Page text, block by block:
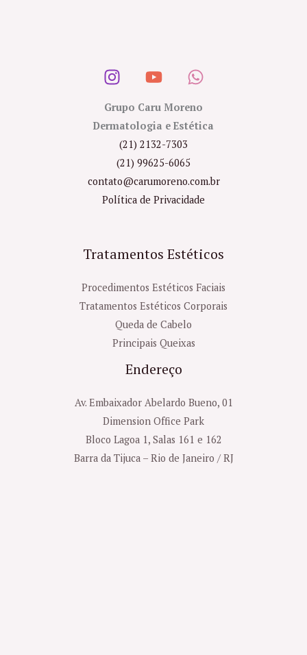
Grupo Caru Moreno
Dermatologia e Estética
(21) 2132-7303
(21) 99625-6065
contato@carumoreno.com.br
Política de Privacidade
Tratamentos Estéticos
Procedimentos Estéticos Faciais
Tratamentos Estéticos Corporais
Queda de Cabelo
Principais Queixas
Endereço
Av. Embaixador Abelardo Bueno, 01
Dimension Office Park
Bloco Lagoa 1, Salas 161 e 162
Barra da Tijuca – Rio de Janeiro / RJ